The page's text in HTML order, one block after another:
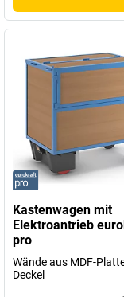
Kastenwagen mit
Elektroantrieb
pro
Wände aus MDF-
Deckel